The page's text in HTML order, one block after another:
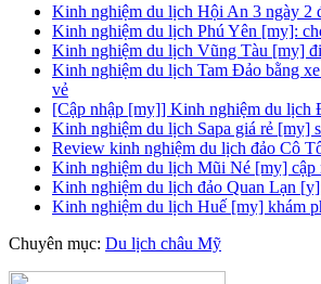
Kinh nghiệm du lịch Hội An 3 ngày 2
Kinh nghiệm du lịch Phú Yên [my]:
Kinh nghiệm du lịch Vũng Tàu [my]
Kinh nghiệm du lịch Tam Đảo bằng
vẻ
[Cập nhập [my]] Kinh nghiệm du
Kinh nghiệm du lịch Sapa giá rẻ
Review kinh nghiệm du lịch đảo Cô
Kinh nghiệm du lịch Mũi Né [my]
Kinh nghiệm du lịch đảo Quan Lạn
Kinh nghiệm du lịch Huế [my] khám
Chuyên mục: Du lịch châu Mỹ